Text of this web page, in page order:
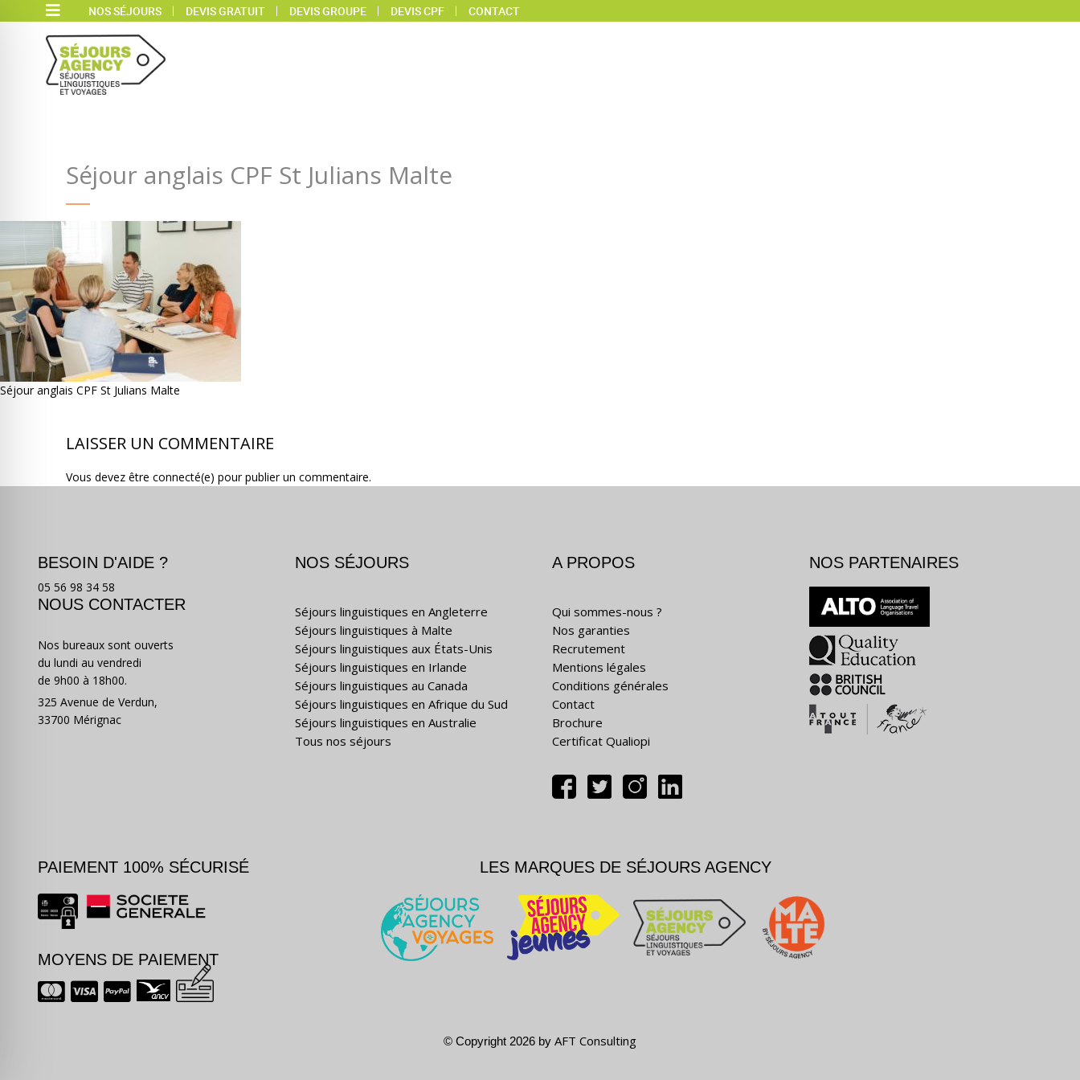
NOS SÉJOURS DEVIS GRATUIT DEVIS GROUPE DEVIS CPF CONTACT
Séjour anglais CPF St Julians Malte
Séjour anglais CPF St Julians Malte
LAISSER UN COMMENTAIRE
Vous devez être connecté(e) pour publier un commentaire.
BESOIN D'AIDE ?
05 56 98 34 58
NOUS CONTACTER
Nos bureaux sont ouverts
du lundi au vendredi
de 9h00 à 18h00.
325 Avenue de Verdun,
33700 Mérignac
NOS SÉJOURS
Séjours linguistiques en Angleterre
Séjours linguistiques à Malte
Séjours linguistiques aux États-Unis
Séjours linguistiques en Irlande
Séjours linguistiques au Canada
Séjours linguistiques en Afrique du Sud
Séjours linguistiques en Australie
Tous nos séjours
A PROPOS
Qui sommes-nous ?
Nos garanties
Recrutement
Mentions légales
Conditions générales
Contact
Brochure
Certificat Qualiopi
NOS PARTENAIRES
PAIEMENT 100% SÉCURISÉ
MOYENS DE PAIEMENT
LES MARQUES DE SÉJOURS AGENCY
© Copyright 2026 by AFT Consulting